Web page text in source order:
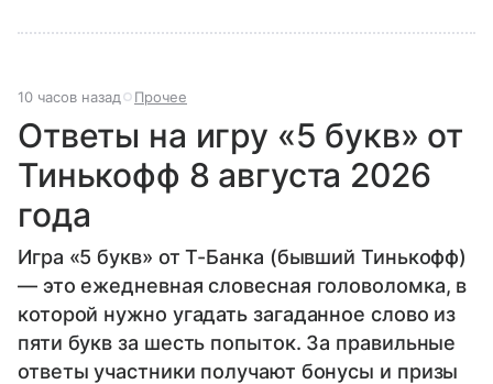
10 часов назад Прочее
Ответы на игру «5 букв» от
Тинькофф 8 августа 2026
года
Игра «5 букв» от Т-Банка (бывший Тинькофф)
— это ежедневная словесная головоломка, в
которой нужно угадать загаданное слово из
пяти букв за шесть попыток. За правильные
ответы участники получают бонусы и призы